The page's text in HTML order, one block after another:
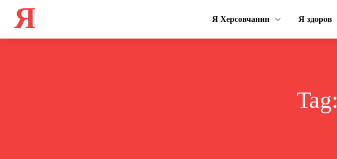
Я Я Херсовчанин Я здоров
Tag: